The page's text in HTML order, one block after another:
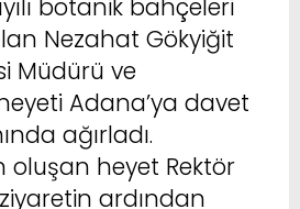
botanik bahçeleri
Nezahat Gökyiğit
Müdürü ve
Adana’ya davet
ağırladı.
oluşan heyet Rektör
ziyaretin ardından